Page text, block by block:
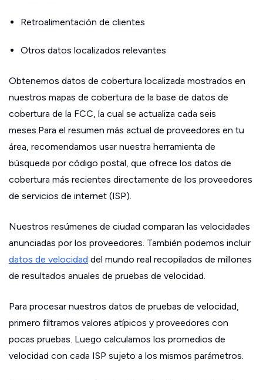
Retroalimentación de clientes
Otros datos localizados relevantes
Obtenemos datos de cobertura localizada mostrados en
nuestros mapas de cobertura de la base de datos de
cobertura de la FCC, la cual se actualiza cada seis
meses.Para el resumen más actual de proveedores en tu
área, recomendamos usar nuestra herramienta de
búsqueda por código postal, que ofrece los datos de
cobertura más recientes directamente de los proveedores
de servicios de internet (ISP).
Nuestros resúmenes de ciudad comparan las velocidades
anunciadas por los proveedores. También podemos incluir
datos de velocidad del mundo real recopilados de millones
de resultados anuales de pruebas de velocidad.
Para procesar nuestros datos de pruebas de velocidad,
primero filtramos valores atípicos y proveedores con
pocas pruebas. Luego calculamos los promedios de
velocidad con cada ISP sujeto a los mismos parámetros.